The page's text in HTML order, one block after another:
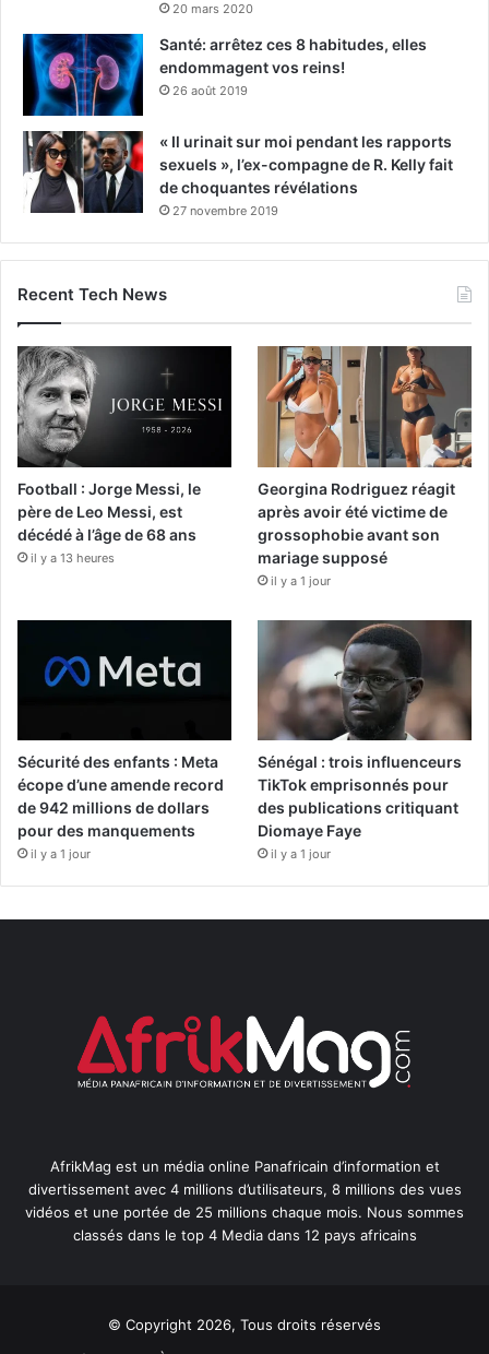
20 mars 2020
Santé: arrêtez ces 8 habitudes, elles
endommagent vos reins!
26 août 2019
« Il urinait sur moi pendant les rapports
sexuels », l’ex-compagne de R. Kelly fait
de choquantes révélations
27 novembre 2019
Recent Tech News
Football : Jorge Messi, le
père de Leo Messi, est
décédé à l’âge de 68 ans
il y a 13 heures
Georgina Rodriguez réagit
après avoir été victime de
grossophobie avant son
mariage supposé
il y a 1 jour
Sécurité des enfants : Meta
écope d’une amende record
de 942 millions de dollars
pour des manquements
il y a 1 jour
Sénégal : trois influenceurs
TikTok emprisonnés pour
des publications critiquant
Diomaye Faye
il y a 1 jour
AfrikMag est un média online Panafricain d’information et
divertissement avec 4 millions d’utilisateurs, 8 millions des vues
vidéos et une portée de 25 millions chaque mois. Nous sommes
classés dans le top 4 Media dans 12 pays africains
© Copyright 2026, Tous droits réservés